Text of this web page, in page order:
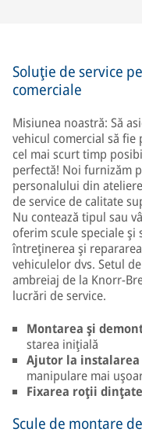
Soluţie de service
comerciale
Misiunea noastră: Să
vehicul comercial să
cel mai scurt timp
perfectă! Noi furnizăm
personalului din
de service de calitate
Nu contează tipul sau
oferim scule speciale
întreţinerea şi
vehiculelor dvs. Setul
ambreiaj de la Knorr-
lucrări de service.
Montarea şi
starea iniţială
Ajutor la
manipulare mai
Fixarea roţii
Scule de montare